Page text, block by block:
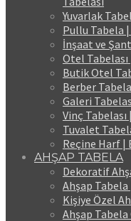
Yuvarlak
Pullu Tabela
İnşaat ve
Otel
Butik Otel
Berber
Galeri
Vinç Tabelası
Tuvalet
Reçine Harf |
AHŞAP TABELA
Dekoratif
Ahşap
Kişiye Özel
Ahşap